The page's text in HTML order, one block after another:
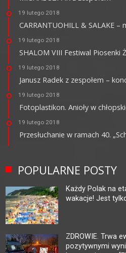
19 lutego 2018
CARRANTUOHILL & SALAKE –
19 lutego 2018
SHALOM VIII Festiwal Piosenki
19 lutego 2018
Janusz Radek z zespołem –
19 lutego 2018
Fotoplastikon. Anioły w
19 lutego 2018
Przesłuchanie w ramach 40.
POPULARNE POSTY
Każdy Polak na
wakacje! Jest
ZDROWIE. Trwa
pozytywnymi